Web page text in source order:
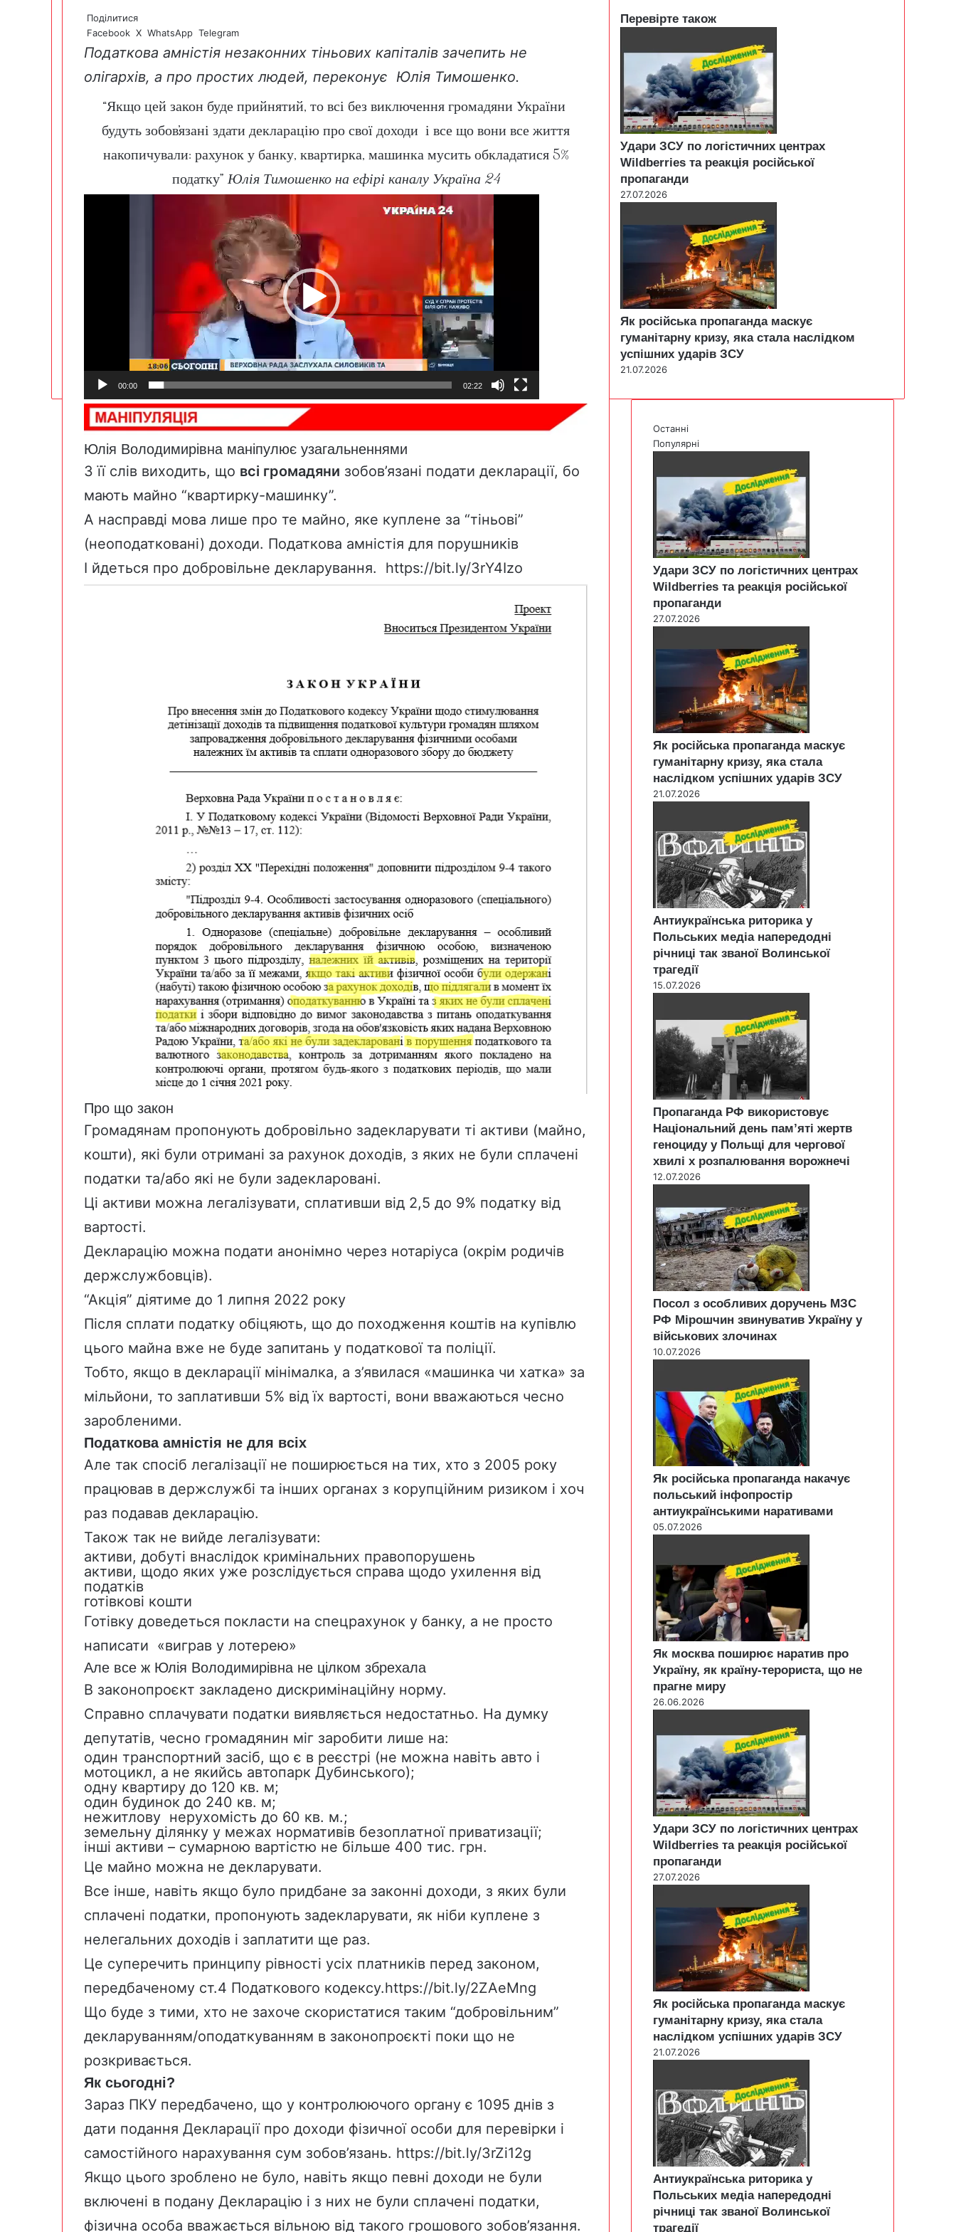
Поділитися
Facebook X WhatsApp Telegram
Податкова амністія незаконних тіньових капіталів зачепить не
олігархів, а про простих людей, переконує Юлія Тимошенко.
“Якщо цей закон буде прийнятий, то всі без виключення громадяни України
будуть зобов’язані здати декларацію про свої доходи і все що вони все життя
накопичували: рахунок у банку, квартирка, машинка мусить обкладатися 5%
податку” Юлія Тимошенко на ефірі каналу Україна 24
00:00 02:22
Юлія Володимирівна маніпулює узагальненнями
З її слів виходить, що всі громадяни зобов’язані подати декларації, бо
мають майно “квартирку-машинку”.
А насправді мова лише про те майно, яке куплене за “тіньові”
(неоподатковані) доходи. Податкова амністія для порушників
І йдеться про добровільне декларування.
https://bit.ly/3rY4Izo
Про що закон
Громадянам пропонують добровільно задекларувати ті активи (майно,
кошти), які були отримані за рахунок доходів, з яких не були сплачені
податки та/або які не були задекларовані.
Ці активи можна легалізувати, сплативши від 2,5 до 9% податку від
вартості.
Декларацію можна подати анонімно через нотаріуса (окрім родичів
держслужбовців).
“Акція” діятиме до 1 липня 2022 року
Після сплати податку обіцяють, що до походження коштів на купівлю
цього майна вже не буде запитань у податкової та поліції.
Тобто, якщо в декларації мінімалка, а з’явилася «машинка чи хатка» за
мільйони, то заплативши 5% від їх вартості, вони вважаються чесно
заробленими.
Податкова амністія не для всіх
Але так спосіб легалізації не поширюється на тих, хто з 2005 року
працював в держслужбі та інших органах з корупційним ризиком і хоч
раз подавав декларацію.
Також так не вийде легалізувати:
активи, добуті внаслідок кримінальних правопорушень
активи, щодо яких уже розслідується справа щодо ухилення від
податків
готівкові кошти
Готівку доведеться покласти на спецрахунок у банку, а не просто
написати «виграв у лотерею»
Але все ж Юлія Володимирівна не цілком збрехала
В законопроєкт закладено дискримінаційну норму.
Справно сплачувати податки виявляється недостатньо. На думку
депутатів, чесно громадянин міг заробити лише на:
один транспортний засіб, що є в реєстрі (не можна навіть авто і
мотоцикл, а не якийсь автопарк Дубинського);
одну квартиру до 120 кв. м;
один будинок до 240 кв. м;
нежитлову нерухомість до 60 кв. м.;
земельну ділянку у межах нормативів безоплатної приватизації;
інші активи – сумарною вартістю не більше 400 тис. грн.
Це майно можна не декларувати.
Все інше, навіть якщо було придбане за законні доходи, з яких були
сплачені податки, пропонують задекларувати, як ніби куплене з
нелегальних доходів і заплатити ще раз.
Це суперечить принципу рівності усіх платників перед законом,
передбаченому ст.4 Податкового кодексу.https://bit.ly/2ZAeMng
Що буде з тими, хто не захоче скористатися таким “добровільним”
декларуванням/оподаткуванням в законопроєкті поки що не
розкривається.
Як сьогодні?
Зараз ПКУ передбачено, що у контролюючого органу є 1095 днів з
дати подання Декларації про доходи фізичної особи для перевірки і
самостійного нарахування сум зобов’язань. https://bit.ly/3rZi12g
Якщо цього зроблено не було, навіть якщо певні доходи не були
включені в подану Декларацію і з них не були сплачені податки,
фізична особа вважається вільною від такого грошового зобов’язання.
Перевірте також
Удари ЗСУ по логістичних центрах
Wildberries та реакція російської
пропаганди
27.07.2026
Як російська пропаганда маскує
гуманітарну кризу, яка стала наслідком
успішних ударів ЗСУ
21.07.2026
Останні
Популярні
Удари ЗСУ по логістичних центрах
Wildberries та реакція російської
пропаганди
27.07.2026
Як російська пропаганда маскує
гуманітарну кризу, яка стала
наслідком успішних ударів ЗСУ
21.07.2026
Антиукраїнська риторика у
Польських медіа напередодні
річниці так званої Волинської
трагедії
15.07.2026
Пропаганда РФ використовує
Національний день пам’яті жертв
геноциду у Польщі для чергової
хвилі х розпалювання ворожнечі
12.07.2026
Посол з особливих доручень МЗС
РФ Мірошчин звинуватив Україну у
військових злочинах
10.07.2026
Як російська пропаганда накачує
польський інфопростір
антиукраїнськими наративами
05.07.2026
Як москва поширює наратив про
Україну, як країну-терориста, що не
прагне миру
26.06.2026
Удари ЗСУ по логістичних центрах
Wildberries та реакція російської
пропаганди
27.07.2026
Як російська пропаганда маскує
гуманітарну кризу, яка стала
наслідком успішних ударів ЗСУ
21.07.2026
Антиукраїнська риторика у
Польських медіа напередодні
річниці так званої Волинської
трагедії